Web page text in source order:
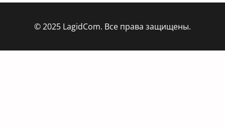
© 2025 LagidCom. Все права защищены.